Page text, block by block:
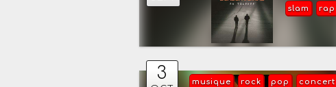
rap
slam
3 concert
pop
rock
musique